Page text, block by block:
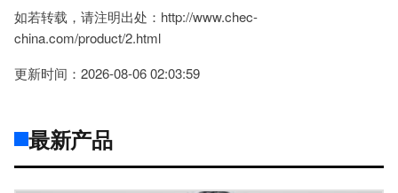
如若转载，请注明出处：http://www.chec-
china.com/product/2.html
更新时间：2026-08-06 02:03:59
最新产品